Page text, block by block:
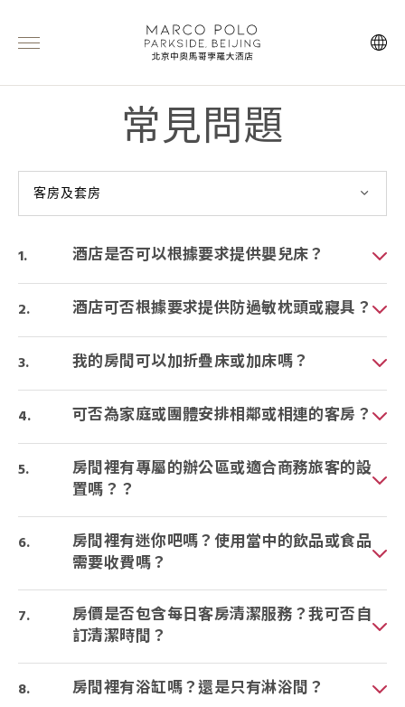
常見問題
客房及套房
酒店是否可以根據要求提供嬰兒床？
酒店可否根據要求提供防過敏枕頭或寢具？
我的房間可以加折疊床或加床嗎？
可否為家庭或團體安排相鄰或相連的客房？
房間裡有專屬的辦公區或適合商務旅客的設
置嗎？？
房間裡有迷你吧嗎？使用當中的飲品或食品
需要收費嗎？
房價是否包含每日客房清潔服務？我可否自
訂清潔時間？
房間裡有浴缸嗎？還是只有淋浴間？